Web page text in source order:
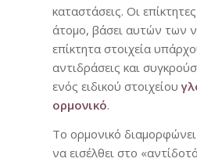
καταστάσεις. Οι
άτομο, βάσει αυτών των
επίκτητα στοιχεία
αντιδράσεις και
ενός ειδικού στοιχείου
ορμονικό.
Το ορμονικό
να εισέλθει στο